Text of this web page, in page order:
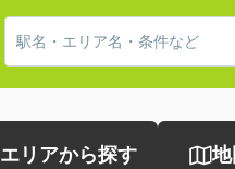
エリアから探す